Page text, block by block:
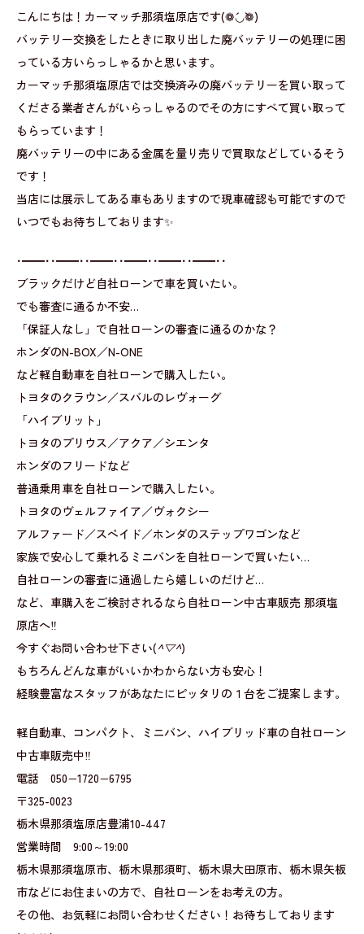
こんにちは！カーマッチ那須塩原店です(❁´◡`❁)
バッテリー交換をしたときに取り出した廃バッテリーの処理に困
っている方いらっしゃるかと思います。
カーマッチ那須塩原店では交換済みの廃バッテリーを買い取って
くださる業者さんがいらっしゃるのでその方にすべて買い取って
もらっています！
廃バッテリーの中にある金属を量り売りで買取などしているそう
です！
当店には展示してある車もありますので現車確認も可能ですので
いつでもお待ちしております✨
･━━･･━━･･━━･･━━･･━━･･━━･･
ブラックだけど自社ローンで車を買いたい。
でも審査に通るか不安…
「保証人なし」で自社ローンの審査に通るのかな？
ホンダのN-BOX／N-ONE
など軽自動車を自社ローンで購入したい。
トヨタのクラウン／スバルのレヴォーグ
「ハイブリット」
トヨタのプリウス／アクア／シエンタ
ホンダのフリードなど
普通乗用車を自社ローンで購入したい。
トヨタのヴェルファイア／ヴォクシー
アルファード／スペイド／ホンダのステップワゴンなど
家族で安心して乗れるミニバンを自社ローンで買いたい…
自社ローンの審査に通過したら嬉しいのだけど…
など、車購入をご検討されるなら自社ローン中古車販売 那須塩
原店へ‼
今すぐお問い合わせ下さい(^▽^)
もちろんどんな車がいいかわからない方も安心！
経験豊富なスタッフがあなたにピッタリの１台をご提案します。
軽自動車、コンパクト、ミニバン、ハイブリッド車の自社ローン
中古車販売中‼
電話 050−1720−6795
〒325-0023
栃木県那須塩原店豊浦10-447
営業時間 9:00～19:00
栃木県那須塩原市、栃木県那須町、栃木県大田原市、栃木県矢板
市などにお住まいの方で、自社ローンをお考えの方。
その他、お気軽にお問い合わせください！お待ちしております